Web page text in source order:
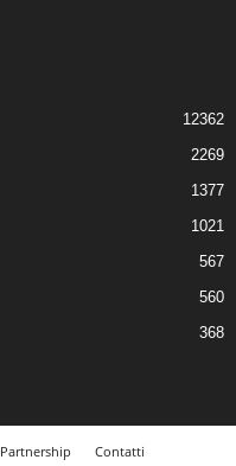
12362
2269
1377
1021
567
560
368
Partnership Contatti